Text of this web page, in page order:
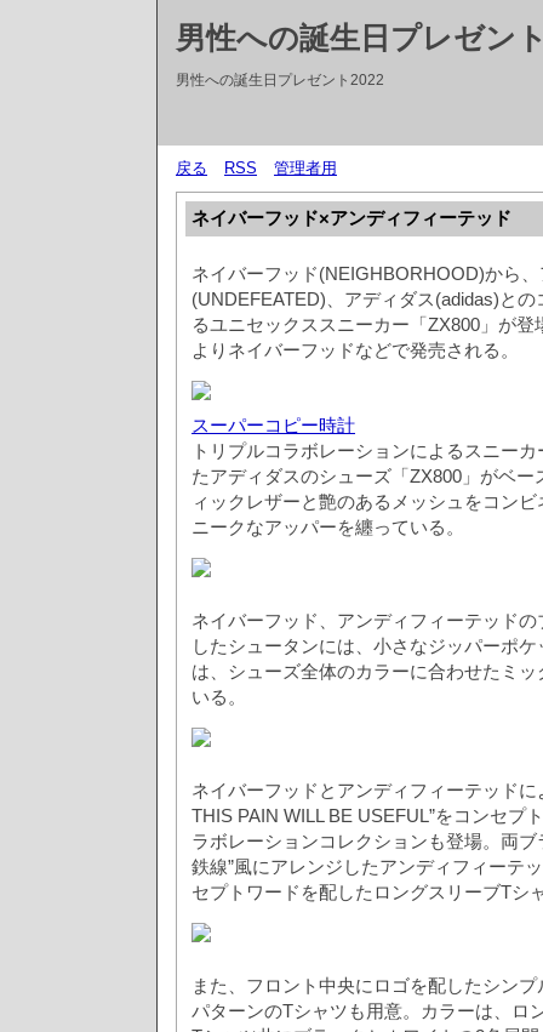
男性への誕生日プレゼン
男性への誕生日プレゼント2022
戻る RSS 管理者用
ネイバーフッド×アンディフィーテッド
ネイバーフッド(NEIGHBORHOOD)から
(UNDEFEATED)、アディダス(adidas)と
るユニセックススニーカー「ZX800」が登
よりネイバーフッドなどで発売される。
スーパーコピー時計
トリプルコラボレーションによるスニー
たアディダスのシューズ「ZX800」がベー
ィックレザーと艶のあるメッシュをコン
ニークなアッパーを纏っている。
ネイバーフッド、アンディフィーテッド
したシュータンには、小さなジッパーポ
は、シューズ全体のカラーに合わせたミ
いる。
ネイバーフッドとアンディフィーテッドに
THIS PAIN WILL BE USEFUL”をコンセプ
ラボレーションコレクションも登場。両ブ
鉄線”風にアレンジしたアンディフィーテ
セプトワードを配したロングスリーブTシ
また、フロント中央にロゴを配したシン
パターンのTシャツも用意。カラーは、ロ